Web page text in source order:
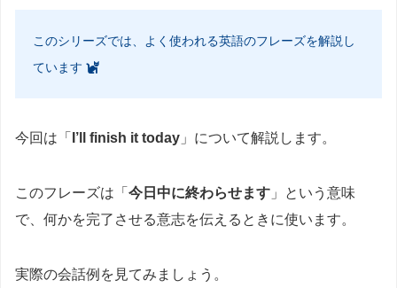
このシリーズでは、よく使われる英語のフレーズを解説し
ています
今回は「 I’ll finish it today 」について解説します。
このフレーズは「 今日中に終わらせます 」という意味
で、何かを完了させる意志を伝えるときに使います。
実際の会話例を見てみましょう。